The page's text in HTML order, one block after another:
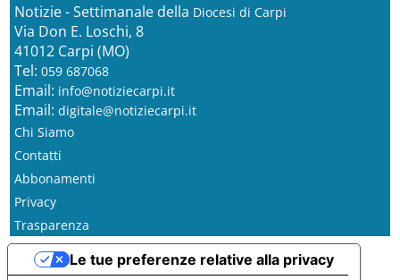
Notizie - Settimanale della Diocesi di Carpi
Via Don E. Loschi, 8
41012 Carpi (MO)
Tel: 059 687068
Email: info@notiziecarpi.it
Email: digitale@notiziecarpi.it
Chi Siamo
Contatti
Abbonamenti
Privacy
Trasparenza
Le tue preferenze relative alla privacy